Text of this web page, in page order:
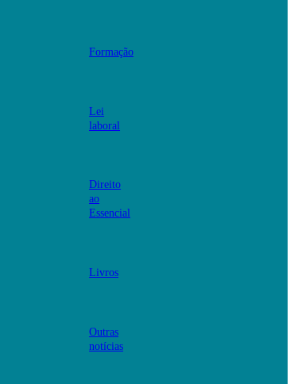
Formação
Lei
laboral
Direito
ao
Essencial
Livros
Outras
notícias